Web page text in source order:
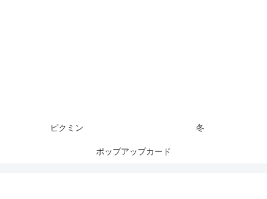
ピクミン 冬
ポップアップカード